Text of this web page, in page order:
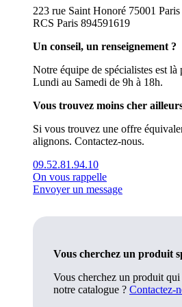
223 rue Saint Honoré 75001 Paris
RCS Paris 894591619
Un conseil, un renseignement ?
Notre équipe de spécialistes est
Lundi au Samedi de 9h à 18h.
Vous trouvez moins cher
Si vous trouvez une offre
alignons. Contactez-nous.
‭09.52.81.94.10‬
On vous rappelle
Envoyer un message
Vous cherchez un produit
Vous cherchez un produit
notre catalogue ? Contactez-